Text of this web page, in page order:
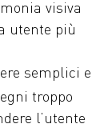
visiva
utente più
semplici e
troppo
l’utente